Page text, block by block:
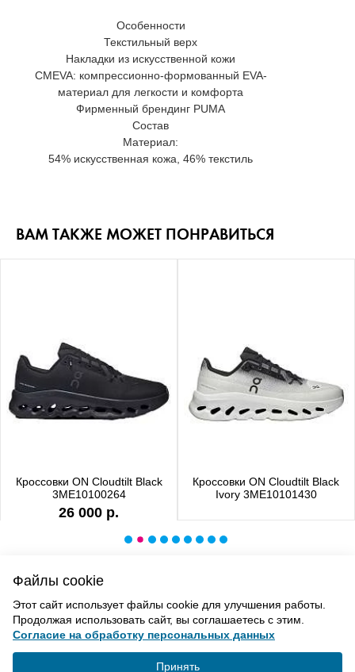
Особенности
Текстильный верх
Накладки из искусственной кожи
CMEVA: компрессионно-формованный EVA-
материал для легкости и комфорта
Фирменный брендинг PUMA
Состав
Материал:
54% искусственная кожа, 46% текстиль
ВАМ ТАКЖЕ МОЖЕТ ПОНРАВИТЬСЯ
Кроссовки ON Cloudtilt Black
3ME10100264
26 000 р.
Кроссовки ON Cloudtilt Black
Ivory 3ME10101430
ВВЕРХ
Файлы cookie
Этот сайт использует файлы cookie для улучшения работы.
Продолжая использовать сайт, вы соглашаетесь с этим.
Согласие на обработку персональных данных
Принять